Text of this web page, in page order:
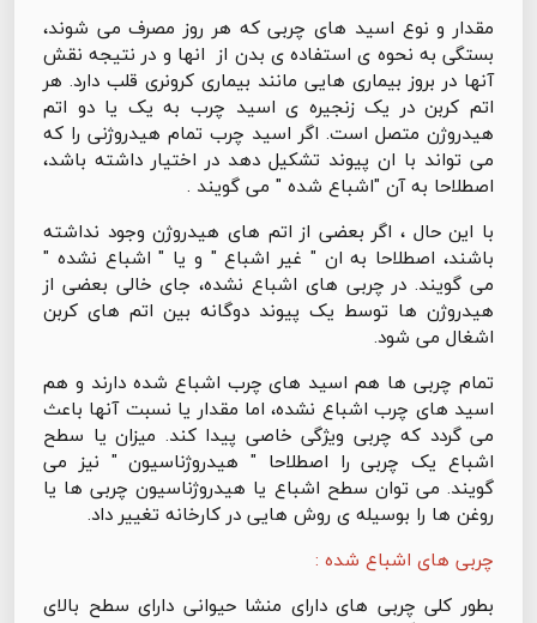
مقدار و نوع اسید های چربی که هر روز مصرف می شوند،
بستگی به نحوه ی استفاده ی بدن از انها و در نتیجه نقش
آنها در بروز بیماری هایی مانند بیماری کرونری قلب دارد. هر
اتم کربن در یک زنجیره ی اسید چرب به یک یا دو اتم
هیدروژن متصل است. اگر اسید چرب تمام هیدروژنی را که
می تواند با ان پیوند تشکیل دهد در اختیار داشته باشد،
اصطلاحا به آن "اشباع شده " می گویند .
با این حال ، اگر بعضی از اتم های هیدروژن وجود نداشته
باشند، اصطلاحا به ان " غیر اشباع " و یا " اشباع نشده "
می گویند. در چربی های اشباع نشده، جای خالی بعضی از
هیدروژن ها توسط یک پیوند دوگانه بین اتم های کربن
اشغال می شود.
تمام چربی ها هم اسید های چرب اشباع شده دارند و هم
اسید های چرب اشباع نشده، اما مقدار یا نسبت آنها باعث
می گردد که چربی ویژگی خاصی پیدا کند. میزان یا سطح
اشباع یک چربی را اصطلاحا " هیدروژناسیون " نیز می
گویند. می توان سطح اشباع یا هیدروژناسیون چربی ها یا
روغن ها را بوسیله ی روش هایی در کارخانه تغییر داد.
چربی های اشباع شده :
بطور کلی چربی های دارای منشا حیوانی دارای سطح بالای